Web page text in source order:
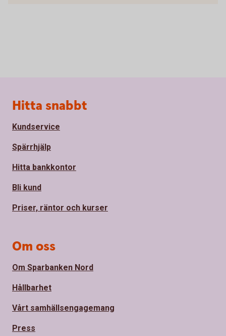
Sidfot
Hitta snabbt
Kundservice
Spärrhjälp
Hitta bankkontor
Bli kund
Priser, räntor och kurser
Om oss
Om Sparbanken Nord
Hållbarhet
Vårt samhällsengagemang
Press